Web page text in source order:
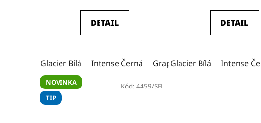
5,0
z
DETAIL
Glacier Bílá Intense Černá Graphite šedá (metal)
5,0
z
DETAIL
Glacier Bílá Intense
NOVINKA
TIP
Kód: 4459/SEL